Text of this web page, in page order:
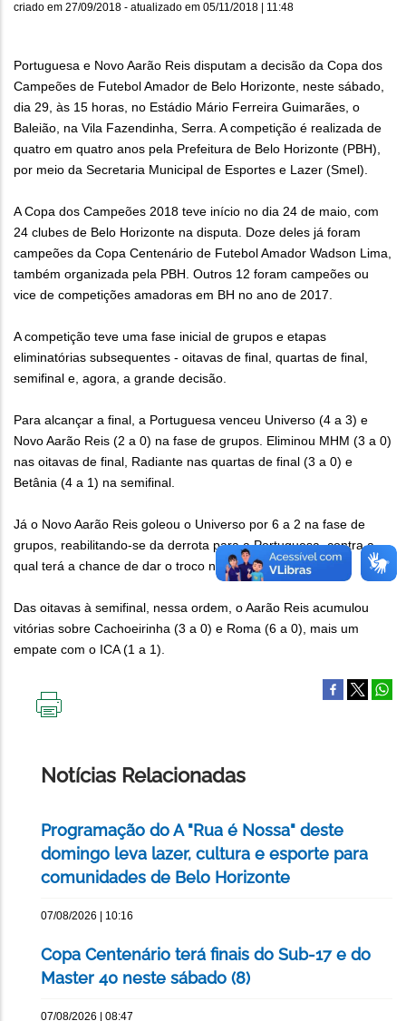
criado em 27/09/2018 - atualizado em 05/11/2018 | 11:48
Portuguesa e Novo Aarão Reis disputam a decisão da Copa dos
Campeões de Futebol Amador de Belo Horizonte, neste sábado,
dia 29, às 15 horas, no Estádio Mário Ferreira Guimarães, o
Baleião, na Vila Fazendinha, Serra. A competição é realizada de
quatro em quatro anos pela Prefeitura de Belo Horizonte (PBH),
por meio da Secretaria Municipal de Esportes e Lazer (Smel).
A Copa dos Campeões 2018 teve início no dia 24 de maio, com
24 clubes de Belo Horizonte na disputa. Doze deles já foram
campeões da Copa Centenário de Futebol Amador Wadson Lima,
também organizada pela PBH. Outros 12 foram campeões ou
vice de competições amadoras em BH no ano de 2017.
A competição teve uma fase inicial de grupos e etapas
eliminatórias subsequentes - oitavas de final, quartas de final,
semifinal e, agora, a grande decisão.
Para alcançar a final, a Portuguesa venceu Universo (4 a 3) e
Novo Aarão Reis (2 a 0) na fase de grupos. Eliminou MHM (3 a 0)
nas oitavas de final, Radiante nas quartas de final (3 a 0) e
Betânia (4 a 1) na semifinal.
Já o Novo Aarão Reis goleou o Universo por 6 a 2 na fase de
grupos, reabilitando-se da derrota para a Portuguesa, contra a
qual terá a chance de dar o troco na decisão.
Das oitavas à semifinal, nessa ordem, o Aarão Reis acumulou
vitórias sobre Cachoeirinha (3 a 0) e Roma (6 a 0), mais um
empate com o ICA (1 a 1).
Notícias Relacionadas
Programação do A "Rua é Nossa" deste
domingo leva lazer, cultura e esporte para
comunidades de Belo Horizonte
07/08/2026 | 10:16
Copa Centenário terá finais do Sub-17 e do
Master 40 neste sábado (8)
07/08/2026 | 08:47